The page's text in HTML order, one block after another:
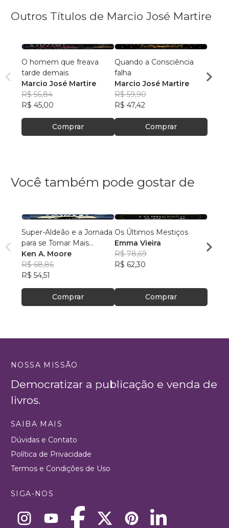
Outros Títulos de Marcio José Martire
O homem que freava
tarde demais
Marcio José Martire
R$ 56,84
R$ 45,00
Comprar
Quando a Consciência
falha
Marcio José Martire
R$ 59,90
R$ 47,42
Comprar
Você também pode gostar de
Super-Aldeão e a Jornada
para se Tornar Mais
Interessante!
Ken A. Moore
R$ 68,86
R$ 54,51
Comprar
Os Últimos Mestiços
Emma Vieira
R$ 78,69
R$ 62,30
Comprar
EM...
NOSSA MISSÃO
Democratizar a publicação e venda de
livros.
SAIBA MAIS
Dúvidas e Contato
Política de Privacidade
Termos e Condições de Uso
SIGA-NOS